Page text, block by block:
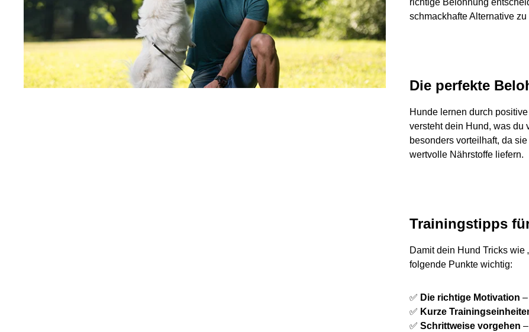
richtige Belohnung
schmackhafte Alternative
Die perfekte
Hunde lernen durch
versteht dein Hund, was du
besonders vorteilhaft, da
wertvolle Nährstoffe liefern.
Trainingstipps
Damit dein Hund Tricks wie
folgende Punkte wichtig:
✅ Die richtige Motivation
✅ Kurze
✅ Schrittweise vorgehen